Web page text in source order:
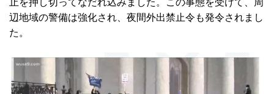
辺地域の警備は強化され、夜間外出禁止令も発令されまし
た。